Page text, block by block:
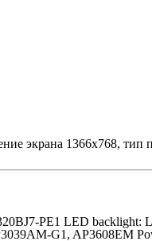
экрана 1366x768,
PE1 LED
G1, AP3608EM